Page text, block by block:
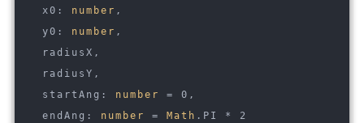
x0: number ,
y0: number ,
radiusX,
radiusY,
startAng: number
= 0,
endAng: number = Math .PI * 2